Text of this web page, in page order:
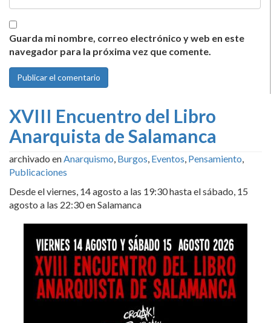
Guarda mi nombre, correo electrónico y web en este
navegador para la próxima vez que comente.
XVIII Encuentro del Libro
Anarquista de Salamanca
archivado enAnarquismo, Burgos, Eventos, Pensamiento,
Publicaciones
Desde el viernes, 14 agosto a las 19:30 hasta el sábado, 15
agosto a las 22:30 en Salamanca